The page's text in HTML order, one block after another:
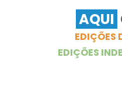
AQUI
EDIÇÕES
EDIÇÕES